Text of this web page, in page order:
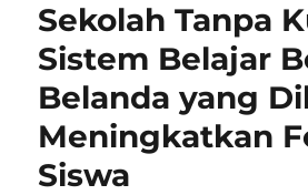
Sekolah Tanpa
Sistem Belajar
Belanda yang
Meningkatkan
Siswa